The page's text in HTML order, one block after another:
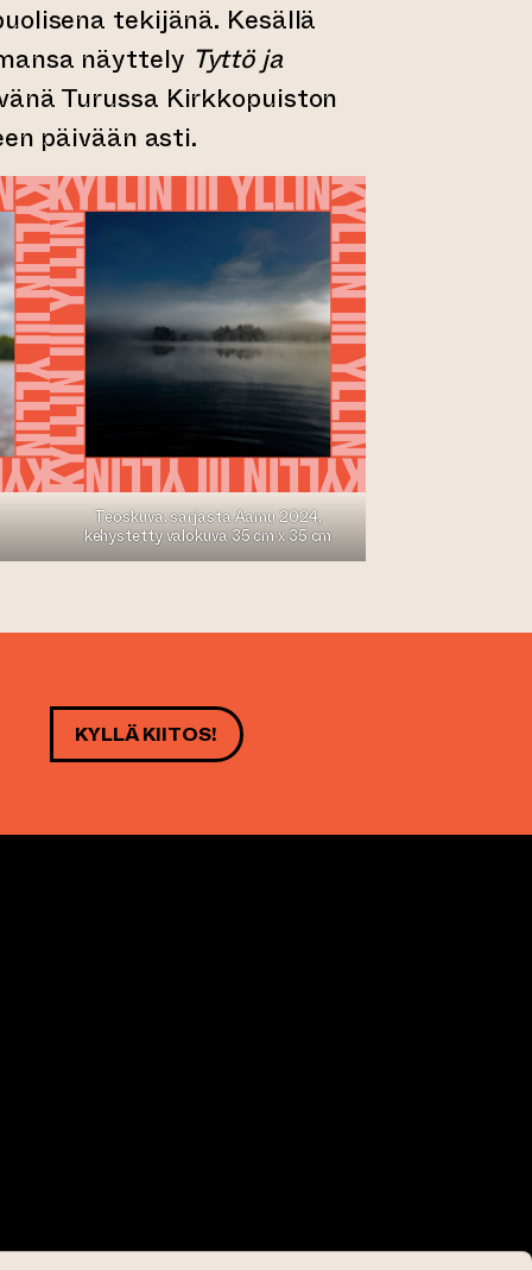
tekijänä. Kesällä
näyttely Tyttö ja
Turussa Kirkkopuiston
päivään asti.
Teoskuva: sarjasta Aamu 2024,
kehystetty valokuva 35 cm x 35 cm
KYLLÄ KIITOS!